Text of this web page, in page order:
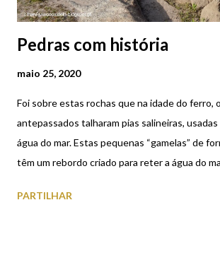
Pedras com história
maio 25, 2020
Foi sobre estas rochas que na idade do ferro,
antepassados talharam pias salineiras,
água do mar. Estas pequenas “gamelas” de
têm um rebordo criado para reter a água do
FORNELOS As pias salineiras de Fornelos,
PARTILHAR